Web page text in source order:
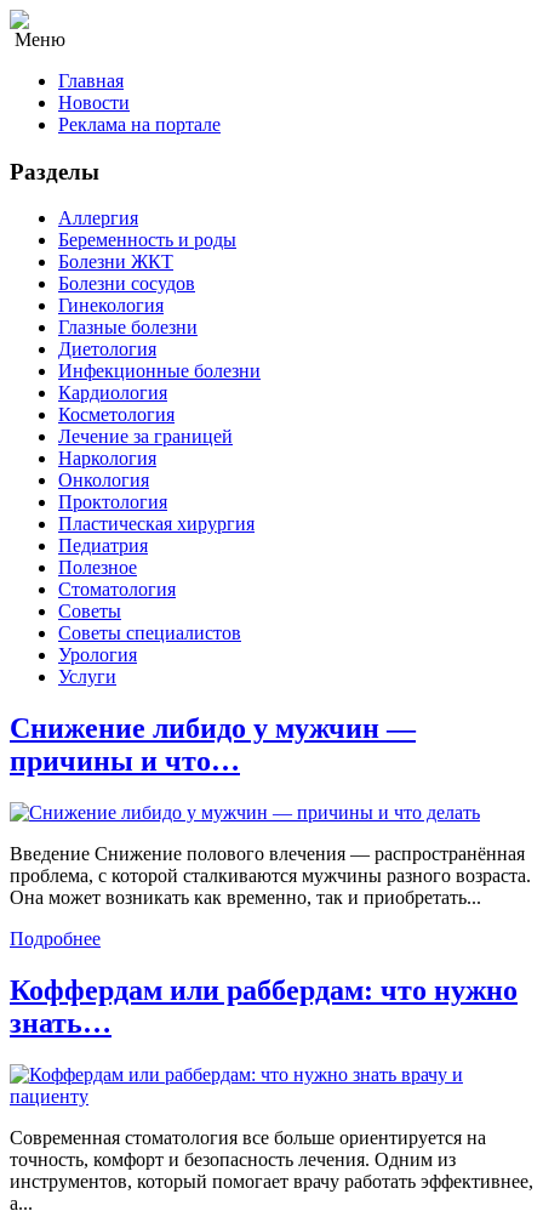
Меню
Главная
Новости
Реклама на портале
Разделы
Аллергия
Беременность и роды
Болезни ЖКТ
Болезни сосудов
Гинекология
Глазные болезни
Диетология
Инфекционные болезни
Кардиология
Косметология
Лечение за границей
Наркология
Онкология
Проктология
Пластическая хирургия
Педиатрия
Полезное
Стоматология
Советы
Советы специалистов
Урология
Услуги
Снижение либидо у мужчин —
причины и что…
Введение Снижение полового влечения — распространённая
проблема, с которой сталкиваются мужчины разного возраста.
Она может возникать как временно, так и приобретать...
Подробнее
Коффердам или раббердам: что нужно
знать…
Современная стоматология все больше ориентируется на
точность, комфорт и безопасность лечения. Одним из
инструментов, который помогает врачу работать эффективнее,
а...